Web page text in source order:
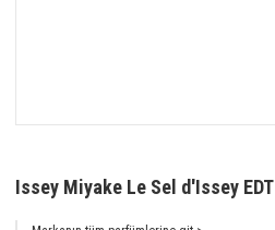
Issey Miyake Le Sel d'Issey EDT